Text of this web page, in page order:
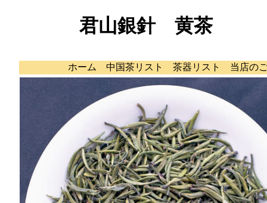
君山銀針 黄茶
ホーム 中国茶リスト 茶器リスト 当店の